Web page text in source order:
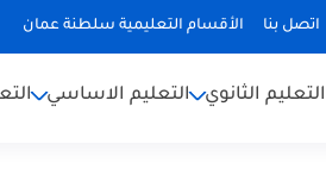
اتصل بنا الأقسام التعليمية سلطنة عمان
التعليم الثانوي التعليم الاساسي